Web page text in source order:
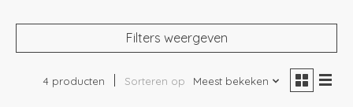
Filters weergeven
4 producten Sorteren op Meest bekeken